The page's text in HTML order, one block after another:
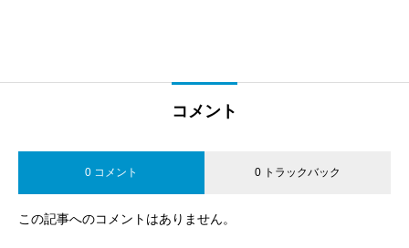
コメント
0 コメント 0 トラックバック
この記事へのコメントはありません。